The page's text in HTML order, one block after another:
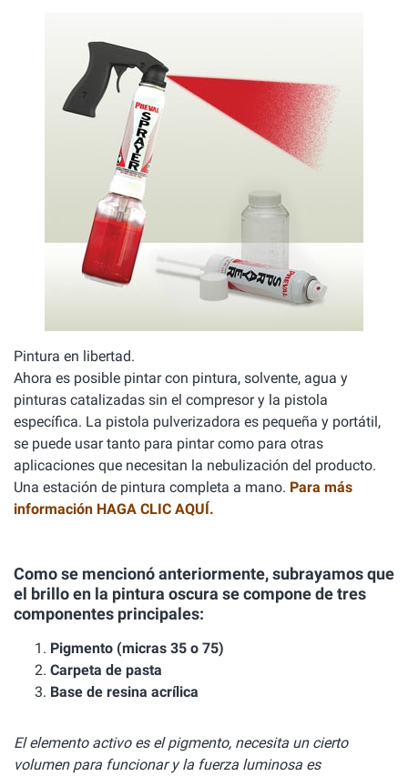
Pintura en libertad.
Ahora es posible pintar con pintura, solvente, agua y
pinturas catalizadas sin el compresor y la pistola
específica. La pistola pulverizadora es pequeña y portátil,
se puede usar tanto para pintar como para otras
aplicaciones que necesitan la nebulización del producto.
Una estación de pintura completa a mano. Para más
información HAGA CLIC AQUÍ.
Como se mencionó anteriormente, subrayamos que
el brillo en la pintura oscura se compone de tres
componentes principales:
Pigmento (micras 35 o 75)
Carpeta de pasta
Base de resina acrílica
El elemento activo es el pigmento, necesita un cierto
volumen para funcionar y la fuerza luminosa es